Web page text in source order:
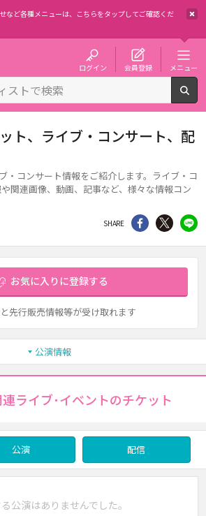
など各種メニューは、
こちらをタップしてご確認くだ
ログイン 会員登録 メニュー
ト、ライブ・コンサート、配
・コンサート情報をご紹介します。ライブ・コ
関連画像、動画、記事など、様々な情報コン
SHARE シェア Twitter
お気に入りに登録する
先行販売情報等が受け取れます
公演情報
ライブ･イベントのチケット
公演 配信
公演はありませんでした。